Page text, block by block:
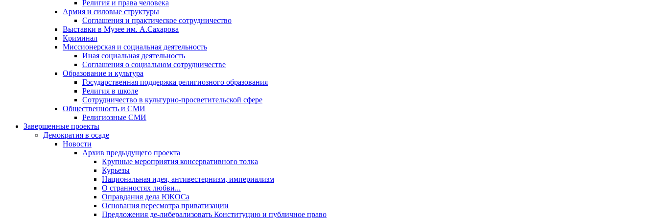
Религия и права человека
Армия и силовые структуры
Соглашения и практическое сотрудничество
Выставки в Музее им. А.Сахарова
Криминал
Миссионерская и социальная деятельность
Иная социальная деятельность
Соглашения о социальном сотрудничестве
Образование и культура
Государственная поддержка религиозного образования
Религия в школе
Сотрудничество в культурно-просветительской сфере
Общественность и СМИ
Религиозные СМИ
Завершенные проекты
Демократия в осаде
Новости
Архив предыдущего проекта
Крупные мероприятия консервативного толка
Курьезы
Национальная идея, антивестернизм, империализм
О странностях любви...
Оправдания дела ЮКОСа
Основания пересмотра приватизации
Предложения де-либерализовать Конституцию и публичное право